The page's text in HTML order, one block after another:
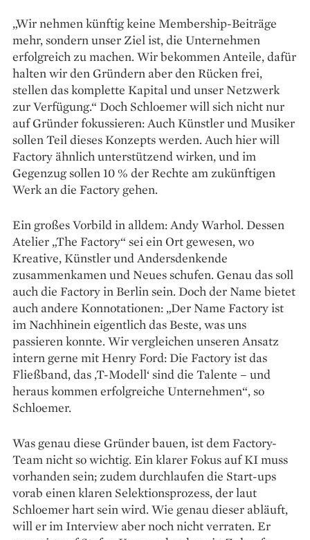
„Wir nehmen künftig keine Membership-Beiträge
mehr, sondern unser Ziel ist, die Unternehmen
erfolgreich zu machen. Wir bekommen Anteile, dafür
halten wir den Gründern aber den Rücken frei,
stellen das komplette Kapital und unser Netzwerk
zur ­Verfügung.“ Doch Schloemer will sich nicht nur
auf Gründer fokussieren: Auch Künstler und Musiker
sollen Teil dieses Konzepts werden. Auch hier will
Factory ähnlich unter­stützend wirken, und im
Gegenzug sollen 10 % der Rechte am zukünftigen
Werk an die Factory gehen.
Ein großes Vorbild in alldem: Andy Warhol. Dessen
Atelier „The Factory“ sei ein Ort gewesen, wo
Kreative, Künstler und Andersdenkende
zusammenkamen und Neues schufen. Genau das soll
auch die Factory in Berlin sein. Doch der Name bietet
auch andere Konnotationen: „Der Name Factory ist
im Nachhinein eigentlich das Beste, was uns
passieren konnte. Wir vergleichen un­seren Ansatz
intern gerne mit Henry Ford: Die Factory ist das
Fließband, das ‚T-Modell‘ sind die Talente – und
heraus kommen erfolgreiche Unternehmen“, so
Schloemer.
Was genau diese Gründer bauen, ist dem Factory-
Team nicht so wichtig. Ein klarer Fokus auf KI muss
vorhanden sein; zudem durchlaufen die Start-ups
vorab einen klaren Selektionsprozess, der laut
Schloemer hart sein wird. Wie genau dieser abläuft,
will er im Interview aber noch nicht verraten. Er